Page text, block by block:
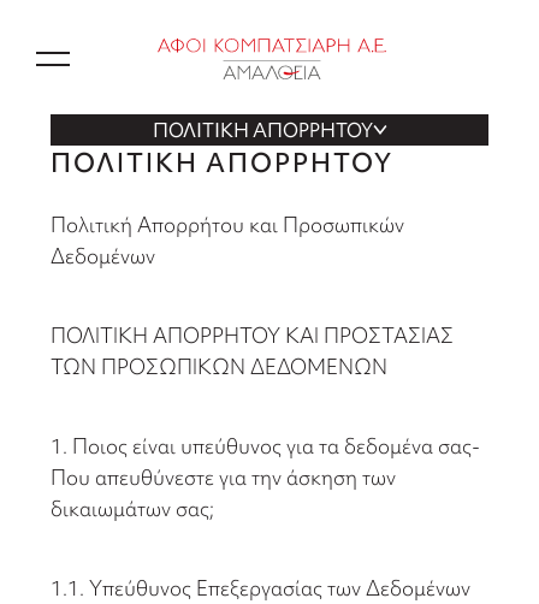
ΠΟΛΙΤΙΚΗ ΑΠΟΡΡΗΤΟΥ
ΠΟΛΙΤΙΚΗ ΑΠΟΡΡΗΤΟΥ
Πολιτική Απορρήτου και Προσωπικών
Δεδομένων
ΠΟΛΙΤΙΚΗ ΑΠΟΡΡΗΤΟΥ ΚΑΙ ΠΡΟΣΤΑΣΙΑΣ
ΤΩΝ ΠΡΟΣΩΠΙΚΩΝ ΔΕΔΟΜΕΝΩΝ
1. Ποιος είναι υπεύθυνος για τα δεδομένα σας-
Που απευθύνεστε για την άσκηση των
δικαιωμάτων σας;
1.1. Yπεύθυνος Επεξεργασίας των Δεδομένων